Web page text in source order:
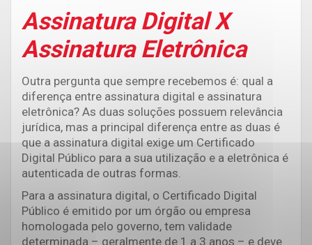
Assinatura Digital X
Assinatura Eletrônica
Outra pergunta que sempre recebemos é: qual a
diferença entre assinatura digital e assinatura
eletrônica? As duas soluções possuem relevância
jurídica, mas a principal diferença entre as duas é
que a assinatura digital exige um Certificado
Digital Público para a sua utilização e a eletrônica é
autenticada de outras formas.
Para a assinatura digital, o Certificado Digital
Público é emitido por um órgão ou empresa
homologada pelo governo, tem validade
determinada – geralmente de 1 a 3 anos – e deve